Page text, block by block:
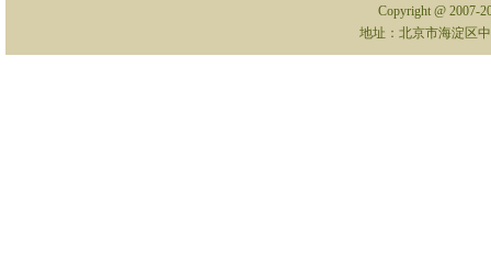
Copyright @ 2007-
地址：北京市海淀区